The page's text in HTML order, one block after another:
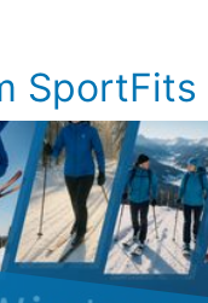
SportFits